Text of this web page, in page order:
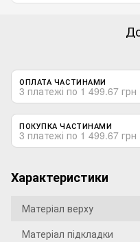
ОПЛАТА ЧАСТИНАМИ
3 платежі по 1 499.67 грн
ПОКУПКА ЧАСТИНАМИ
3 платежі по 1 499.67 грн
Характеристики
Матеріал верху
Матеріал підкладки